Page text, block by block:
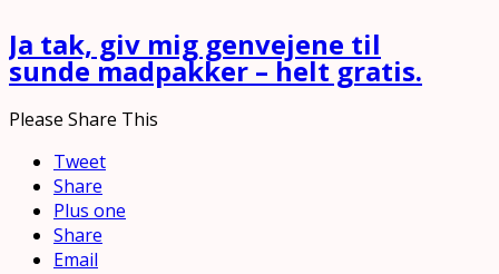
Ja tak, giv mig genvejene til
sunde madpakker – helt gratis.
Please Share This
Tweet
Share
Plus one
Share
Email